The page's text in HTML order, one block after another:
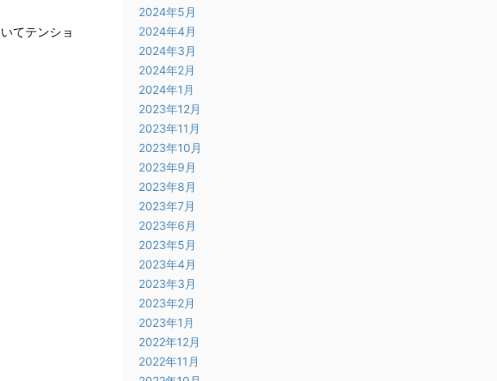
いてテンショ
2024年5月
2024年4月
2024年3月
2024年2月
2024年1月
2023年12月
2023年11月
2023年10月
2023年9月
2023年8月
2023年7月
2023年6月
2023年5月
2023年4月
2023年3月
2023年2月
2023年1月
2022年12月
2022年11月